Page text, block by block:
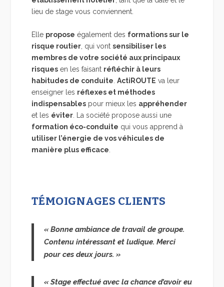
lieu de stage vous conviennent.
Elle propose également des formations sur le
risque routier, qui vont sensibiliser les
membres de votre société aux principaux
risquesen les faisant réfléchir à leurs
habitudes de conduite ActiROUTE va leur
enseigner les réflexes et méthodes
indispensablespour mieux les appréhender
et les éviter. La société propose aussi une
formation éco-conduite qui vous apprend à
utiliser l’énergie de vos véhicules de
manière plus efficace
TÉMOIGNAGES CLIENTS
« Bonne ambiance de travail de groupe.
Contenu intéressant et ludique. Merci
pour ces deux jours. »
« Stage effectué avec la chance d’avoir eu